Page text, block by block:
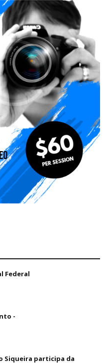
Federal
-
Siqueira participa da